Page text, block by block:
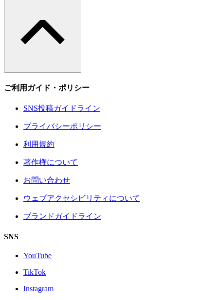
ご利用ガイド・ポリシー
SNS投稿ガイドライン
プライバシーポリシー
利用規約
著作権について
お問い合わせ
ウェブアクセシビリティについて
ブランドガイドライン
SNS
YouTube
TikTok
Instagram